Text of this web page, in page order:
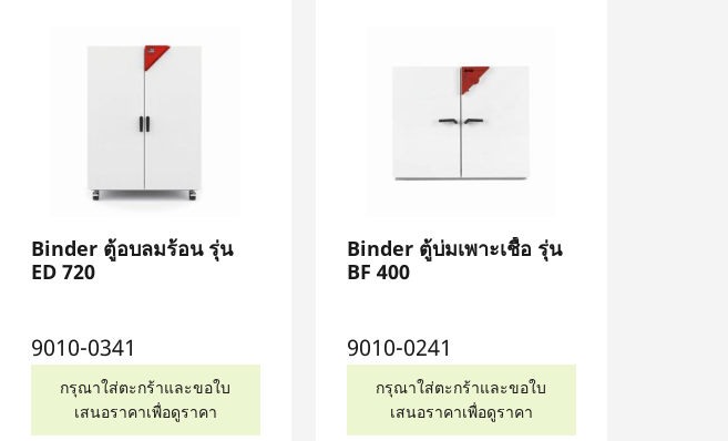
Binder ตู้อบลมร้อน รุ่น
ED 720
9010-0341
กรุณาใส่ตะกร้าและขอใบ
เสนอราคาเพื่อดูราคา
Binder ตู้บ่มเพาะเชื้อ รุ่น
BF 400
9010-0241
กรุณาใส่ตะกร้าและขอใบ
เสนอราคาเพื่อดูราคา